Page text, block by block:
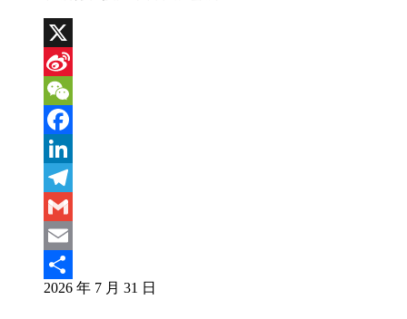
X
Sina
Weibo
WeChat
Facebook
LinkedIn
Telegram
Gmail
Email
分
2026 年 7 月 31 日